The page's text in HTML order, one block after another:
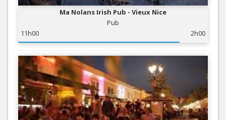
Ma Nolans Irish Pub - Vieux Nice
Pub
11h00
2h00